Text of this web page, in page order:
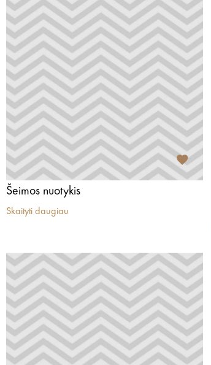
Šeimos nuotykis
Skaityti daugiau